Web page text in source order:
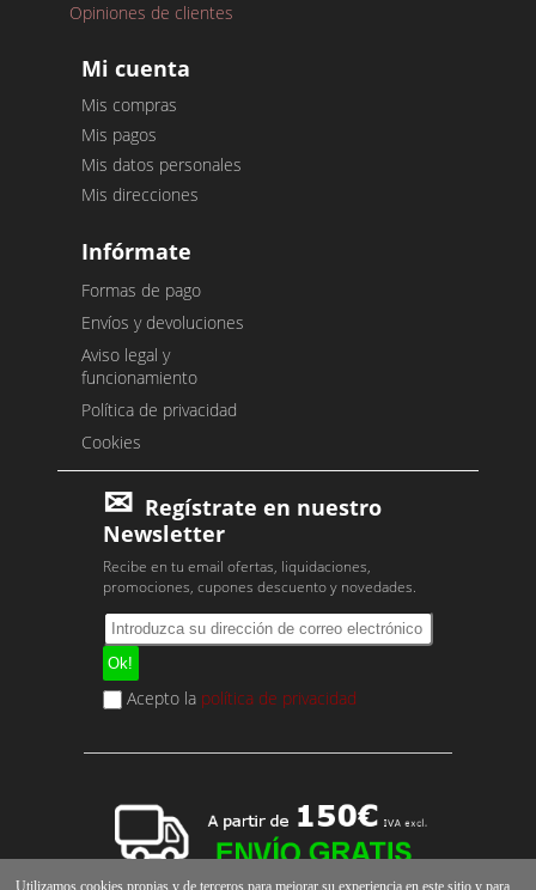
Opiniones de clientes
Mi cuenta
Mis compras
Mis pagos
Mis datos personales
Mis direcciones
Infórmate
Formas de pago
Envíos y devoluciones
Aviso legal y
funcionamiento
Política de privacidad
Cookies
Regístrate en nuestro
Newsletter
Recibe en tu email ofertas, liquidaciones,
promociones, cupones descuento y novedades.
Acepto la política de privacidad
Utilizamos cookies propias y de terceros para mejorar su experiencia en este sitio y para